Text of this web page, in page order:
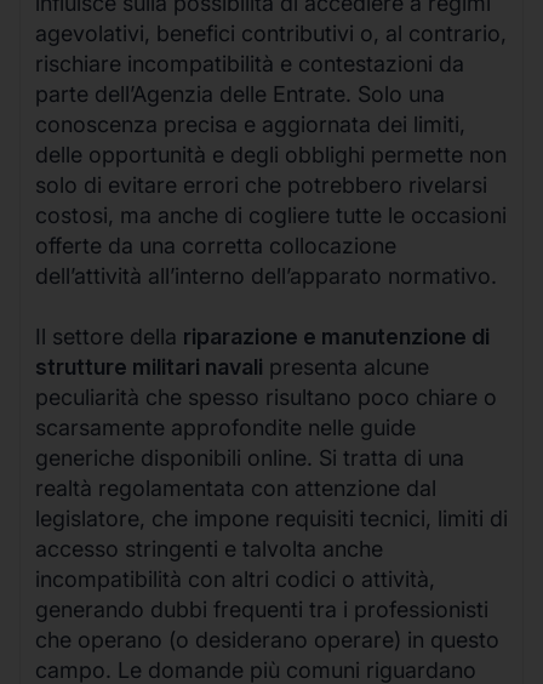
agevolativi, benefici contributivi o, al contrario,
rischiare incompatibilità e contestazioni da
parte dell’Agenzia delle Entrate. Solo una
conoscenza precisa e aggiornata dei limiti,
delle opportunità e degli obblighi permette non
solo di evitare errori che potrebbero rivelarsi
costosi, ma anche di cogliere tutte le occasioni
offerte da una corretta collocazione
dell’attività all’interno dell’apparato normativo.
Il settore della riparazione e manutenzione di
strutture militari navali presenta alcune
peculiarità che spesso risultano poco chiare o
scarsamente approfondite nelle guide
generiche disponibili online. Si tratta di una
realtà regolamentata con attenzione dal
legislatore, che impone requisiti tecnici, limiti di
accesso stringenti e talvolta anche
incompatibilità con altri codici o attività,
generando dubbi frequenti tra i professionisti
che operano (o desiderano operare) in questo
campo. Le domande più comuni riguardano